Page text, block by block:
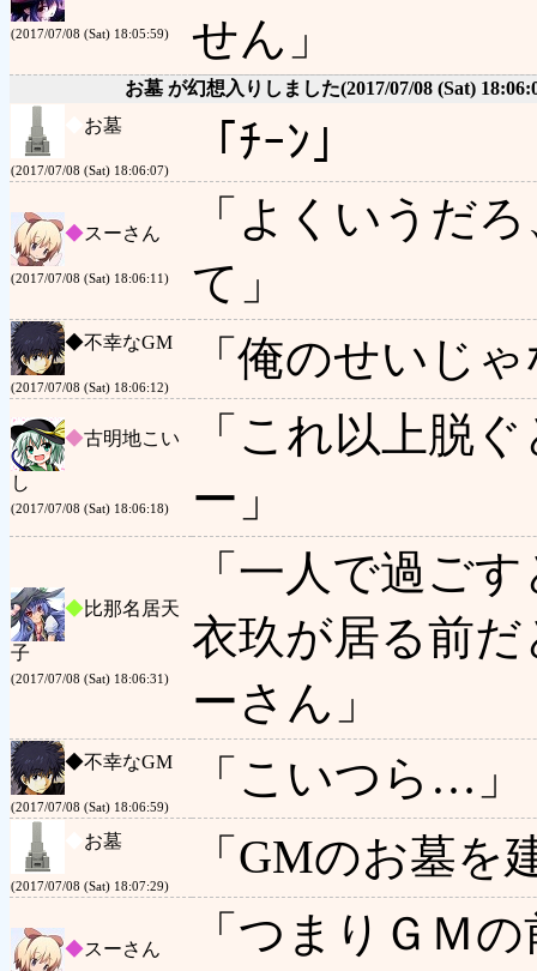
(2017/07/08 (Sat) 18:05:59)
せん」
お墓 が幻想入りしました(2017/07/08 (Sat)
お墓
(2017/07/08 (Sat) 18:06:07)
「ﾁｰﾝ」
◆スーさん
(2017/07/08 (Sat) 18:06:11)
「よくいうだ
て」
◆不幸なGM
(2017/07/08 (Sat) 18:06:12)
「俺のせいじ
◆古明地こい
し
(2017/07/08 (Sat) 18:06:18)
「これ以上脱
ー」
◆比那名居天
子
(2017/07/08 (Sat) 18:06:31)
「一人で過ご
衣玖が居る前
ーさん」
◆不幸なGM
(2017/07/08 (Sat) 18:06:59)
「こいつら…」
お墓
(2017/07/08 (Sat) 18:07:29)
「GMのお墓
◆スーさん
「つまりＧＭ